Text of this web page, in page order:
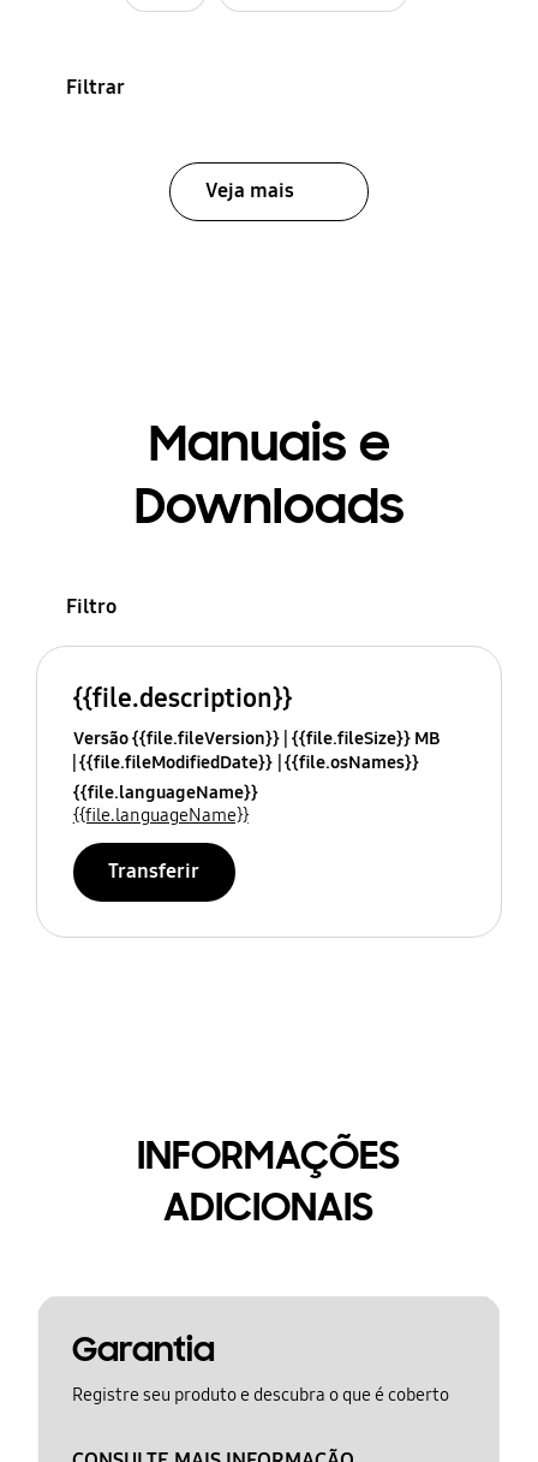
Filtrar
Veja mais
Manuais e
Downloads
Filtro
{{file.description}}
Versão {{file.fileVersion}} {{file.fileSize}} MB
{{file.fileModifiedDate}} {{file.osNames}}
{{file.languageName}}
{{file.languageName}}
Transferir
INFORMAÇÕES
ADICIONAIS
Garantia
Registre seu produto e descubra o que é coberto